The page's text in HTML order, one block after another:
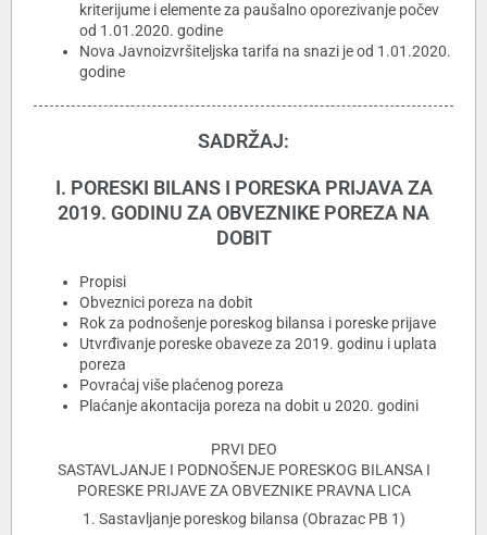
kriterijume i elemente za paušalno oporezivanje počev
od 1.01.2020. godine
Nova Javnoizvršiteljska tarifa na snazi je od 1.01.2020.
godine
SADRŽAJ:
I. PORESKI BILANS I PORESKA PRIJAVA ZA
2019. GODINU ZA OBVEZNIKE POREZA NA
DOBIT
Propisi
Obveznici poreza na dobit
Rok za podnošenje poreskog bilansa i poreske prijave
Utvrđivanje poreske obaveze za 2019. godinu i uplata
poreza
Povraćaj više plaćenog poreza
Plaćanje akontacija poreza na dobit u 2020. godini
PRVI DEO
SASTAVLJANJE I PODNOŠENJE PORESKOG BILANSA I
PORESKE PRIJAVE ZA OBVEZNIKE PRAVNA LICA
1. Sastavljanje poreskog bilansa (Obrazac PB 1)